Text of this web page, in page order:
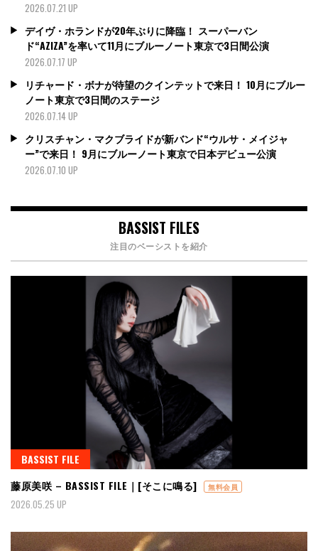
2026.07.21 UP
デイヴ・ホランドが20年ぶりに降臨！ スーパーバン
ド“AZIZA”を率いて11月にブルーノート東京で3日間公演
2026.07.17 UP
リチャード・ボナが待望のクインテットで来日！ 10月にブルー
ノート東京で3日間のステージ
2026.07.14 UP
クリスチャン・マクブライドが新バンド“ウルサ・メイジャ
ー”で来日！ 9月にブルーノート東京で日本デビュー公演
2026.07.10 UP
BASSIST FILES
注目のベーシストを紹介
BASSIST FILE
藤原美咲 – BASSIST FILE｜[そこに鳴る]
無料会員
2026.05.25 UP